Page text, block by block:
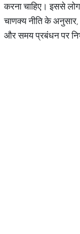
करना चाहिए। इससे
चाणक्य नीति के
और समय प्रबंधन पर